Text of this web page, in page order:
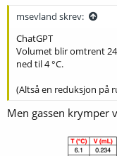
msevland skrev:
ChatGPT
Volumet blir omtrent
ned til 4 °C.
(Altså en reduksjon på
Men gassen krymper